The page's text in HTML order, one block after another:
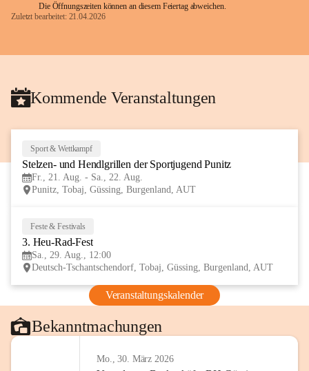
Die Öffnungszeiten können an diesem Feiertag abweichen.
Zuletzt bearbeitet: 21.04.2026
Kommende Veranstaltungen
Sport & Wettkampf
Stelzen- und Hendlgrillen der Sportjugend Punitz
Fr., 21. Aug. - Sa., 22. Aug.
Punitz, Tobaj, Güssing, Burgenland, AUT
Feste & Festivals
3. Heu-Rad-Fest
Sa., 29. Aug., 12:00
Deutsch-Tschantschendorf, Tobaj, Güssing, Burgenland, AUT
Veranstaltungskalender
Bekanntmachungen
Mo., 30. März 2026